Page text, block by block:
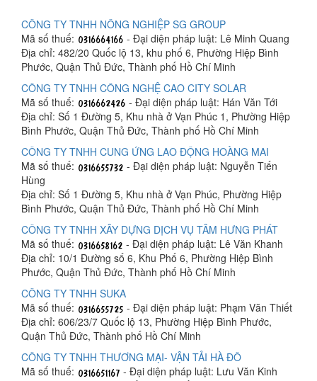
CÔNG TY TNHH NÔNG NGHIỆP SG GROUP
Mã số thuế:
- Đại diện pháp luật: Lê Minh Quang
Địa chỉ: 482/20 Quốc lộ 13, khu phố 6, Phường Hiệp Bình
Phước, Quận Thủ Đức, Thành phố Hồ Chí Minh
CÔNG TY TNHH CÔNG NGHỆ CAO CITY SOLAR
Mã số thuế:
- Đại diện pháp luật: Hán Văn Tới
Địa chỉ: Số 1 Đường 5, Khu nhà ở Vạn Phúc 1, Phường Hiệp
Bình Phước, Quận Thủ Đức, Thành phố Hồ Chí Minh
CÔNG TY TNHH CUNG ỨNG LAO ĐỘNG HOÀNG MAI
Mã số thuế:
- Đại diện pháp luật: Nguyễn Tiến
Hùng
Địa chỉ: Số 1 Đường 5, Khu nhà ở Vạn Phúc, Phường Hiệp
Bình Phước, Quận Thủ Đức, Thành phố Hồ Chí Minh
CÔNG TY TNHH XÂY DỰNG DỊCH VỤ TÂM HƯNG PHÁT
Mã số thuế:
- Đại diện pháp luật: Lê Văn Khanh
Địa chỉ: 10/1 Đường số 6, Khu Phố 6, Phường Hiệp Bình
Phước, Quận Thủ Đức, Thành phố Hồ Chí Minh
CÔNG TY TNHH SUKA
Mã số thuế:
- Đại diện pháp luật: Phạm Văn Thiết
Địa chỉ: 606/23/7 Quốc lộ 13, Phường Hiệp Bình Phước,
Quận Thủ Đức, Thành phố Hồ Chí Minh
CÔNG TY TNHH THƯƠNG MẠI- VẬN TẢI HÀ ĐÔ
Mã số thuế:
- Đại diện pháp luật: Lưu Văn Kinh